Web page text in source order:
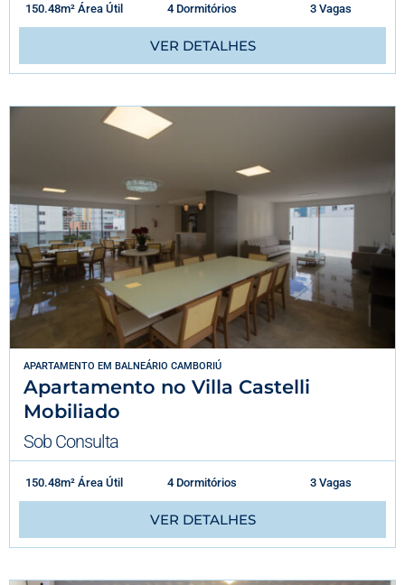
150.48m² Área Útil 4 Dormitórios 3 Vagas
VER DETALHES
APARTAMENTO EM BALNEÁRIO CAMBORIÚ
Apartamento no Villa Castelli
Mobiliado
Sob Consulta
150.48m² Área Útil 4 Dormitórios 3 Vagas
VER DETALHES